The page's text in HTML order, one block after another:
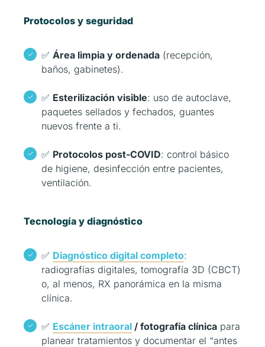
Protocolos y seguridad
✅ Área limpia y ordenada (recepción,
baños, gabinetes).
✅ Esterilización visible: uso de autoclave,
paquetes sellados y fechados, guantes
nuevos frente a ti.
✅ Protocolos post-COVID: control básico
de higiene, desinfección entre pacientes,
ventilación.
Tecnología y diagnóstico
✅ Diagnóstico digital completo:
radiografías digitales, tomografía 3D (CBCT)
o, al menos, RX panorámica en la misma
clínica.
✅ Escáner intraoral / fotografía clínica para
planear tratamientos y documentar el “antes